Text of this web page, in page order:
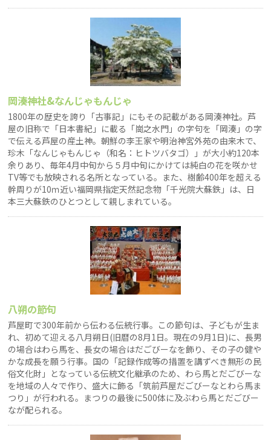
岡湊神社&なんじゃもんじゃ
1800年の歴史を誇り「古事記」にもその記載がある岡湊神社。芦
屋の旧称で「日本書紀」に載る「崗之水門」の字句を「岡湊」の字
で伝える芦屋の産土神。朝鮮の李王家や明治神宮外苑の由来木で、
珍木「なんじゃもんじゃ（和名：ヒトツバタゴ）」が大小約120本
余りあり、毎年4月中旬から５月中旬にかけては純白の花を咲かせ
TV等でも放映される名所となっている。また、樹齢400年を超える
幹周りが10ｍ近い福岡県指定天然記念物「千光院大蘇鉄」は、日
本三大蘇鉄のひとつとして親しまれている。
八朔の節句
芦屋町で300年前から伝わる伝統行事。この節句は、子どもが生ま
れ、初めて迎える八月朔日(旧暦の8月1日。現在の9月1日)に、長男
の場合はわら馬を、長女の場合はだごびーなを飾り、その子の健や
かな成長を願う行事。国の「記録作成等の措置を講ずべき無形の民
俗文化財」となっている伝統文化継承のため、わら馬とだごびーな
を地域の人々で作り、盛大に飾る「筑前芦屋だごびーなとわら馬ま
つり」が行われる。まつりの最後に500体に及ぶわら馬とだごびー
なが配られる。